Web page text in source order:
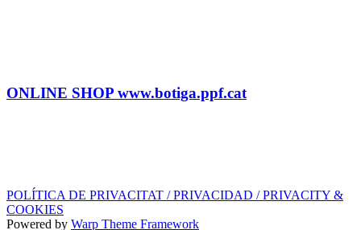
ONLINE SHOP www.botiga.ppf.cat
POLÍTICA DE PRIVACITAT / PRIVACIDAD / PRIVACITY &
COOKIES
Powered by Warp Theme Framework